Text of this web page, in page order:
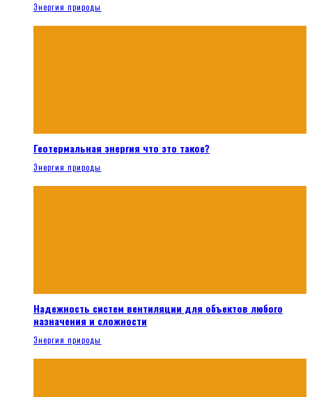
Энергия природы
Геотермальная энергия что это такое?
Энергия природы
Надежность систем вентиляции для объектов любого
назначения и сложности
Энергия природы